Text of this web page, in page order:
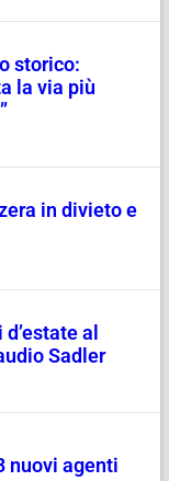
storico:
la via più
in divieto e
al
Sadler
nuovi agenti